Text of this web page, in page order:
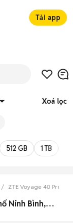
Tải app
Xoá lọc
512 GB 1 TB
ZTE Voyage 40 Pro+
0 Zte Voyage 40 Pro Plus cũ Thành phố Ninh Bình, Ninh Bình đẹp